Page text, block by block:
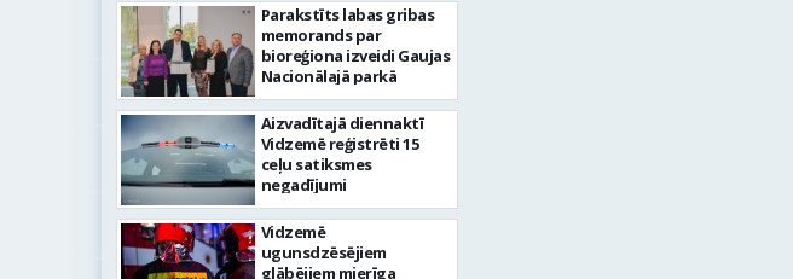
Parakstīts labas gribas
memorands par
bioreģiona izveidi Gaujas
Nacionālajā parkā
Aizvadītajā diennaktī
Vidzemē reģistrēti 15
ceļu satiksmes
negadījumi
Vidzemē
ugunsdzēsējiem
glābējiem mierīga